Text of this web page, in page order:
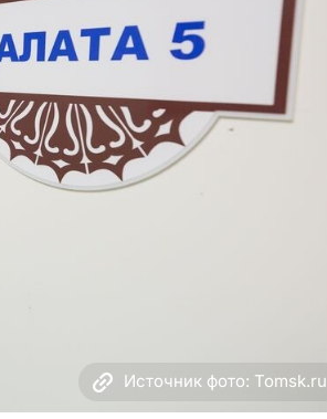
Источник фото: Tomsk.ru